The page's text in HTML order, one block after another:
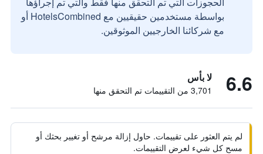
بواسطة مستخدمين حقيقيين مع HotelsCombined أو
مع شركائنا الخارجيين الموثوقين.
6.6 لا بأس
3,701 من التقييمات تم التحقق منها
لم يتم العثور على تقييمات. حاول إزالة مرشح أو تغيير بحثك أو
مسح كل شيء لعرض التقييمات.